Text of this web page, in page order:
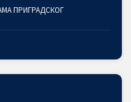
ПРИГРАДСКОГ